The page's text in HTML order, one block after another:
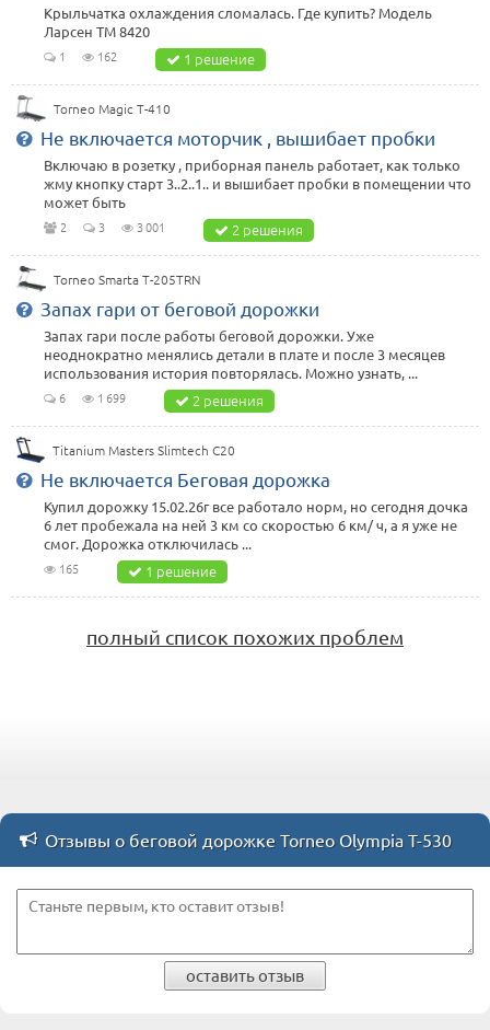
Крыльчатка охлаждения сломалась. Где купить? Модель
Ларсен ТМ 8420
1 162 1 решение
Torneo Magic T-410
Не включается моторчик , вышибает пробки
Включаю в розетку , приборная панель работает, как только
жму кнопку старт 3..2..1.. и вышибает пробки в помещении что
может быть
2 3 3 001 2 решения
Torneo Smarta T-205TRN
Запах гари от беговой дорожки
Запах гари после работы беговой дорожки. Уже
неоднократно менялись детали в плате и после 3 месяцев
использования история повторялась. Можно узнать, ...
6 1 699 2 решения
Titanium Masters Slimtech C20
Не включается Беговая дорожка
Купил дорожку 15.02.26г все работало норм, но сегодня дочка
6 лет пробежала на ней 3 км со скоростью 6 км/ ч, а я уже не
смог. Дорожка отключилась ...
165 1 решение
полный список похожих проблем
Отзывы о беговой дорожке Torneo Olympia T-530
оставить отзыв